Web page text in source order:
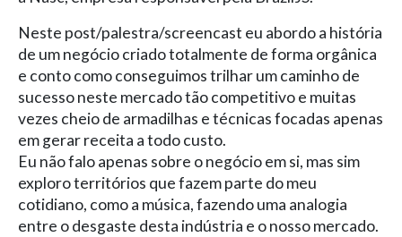
Neste post/palestra/screencast eu abordo a história
de um negócio criado totalmente de forma orgânica
e conto como conseguimos trilhar um caminho de
sucesso neste mercado tão competitivo e muitas
vezes cheio de armadilhas e técnicas focadas apenas
em gerar receita a todo custo.
Eu não falo apenas sobre o negócio em si, mas sim
exploro territórios que fazem parte do meu
cotidiano, como a música, fazendo uma analogia
entre o desgaste desta indústria e o nosso mercado.